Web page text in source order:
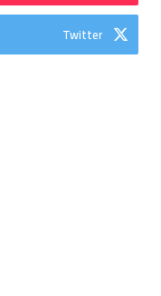
Twitter